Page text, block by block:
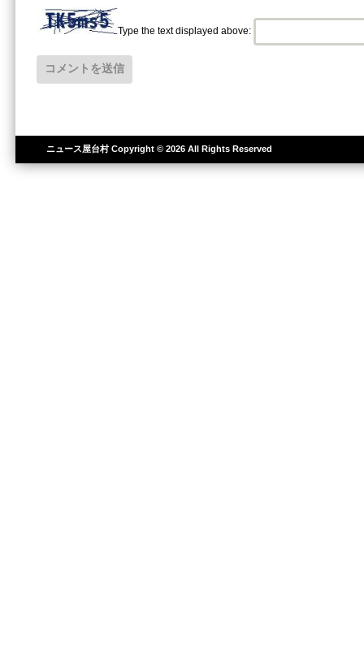
Type the text displayed above:
ニュース屋台村Copyright © 2026 All Rights Reserved